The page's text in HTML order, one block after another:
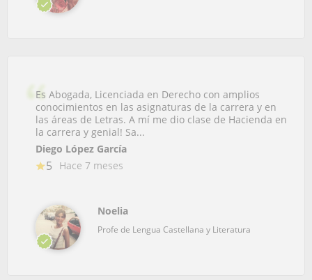
Es Abogada, Licenciada en Derecho con amplios
conocimientos en las asignaturas de la carrera y en
las áreas de Letras. A mí me dio clase de Hacienda en
la carrera y genial! Sa...
Diego López García
5 Hace 7 meses
Noelia
Profe de Lengua Castellana y Literatura